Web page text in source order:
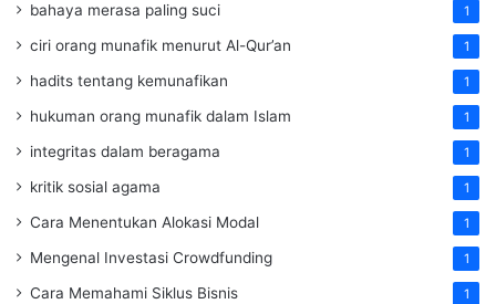
bahaya merasa paling suci 1
ciri orang munafik menurut Al-Qur’an 1
hadits tentang kemunafikan 1
hukuman orang munafik dalam Islam 1
integritas dalam beragama 1
kritik sosial agama 1
Cara Menentukan Alokasi Modal 1
Mengenal Investasi Crowdfunding 1
Cara Memahami Siklus Bisnis 1